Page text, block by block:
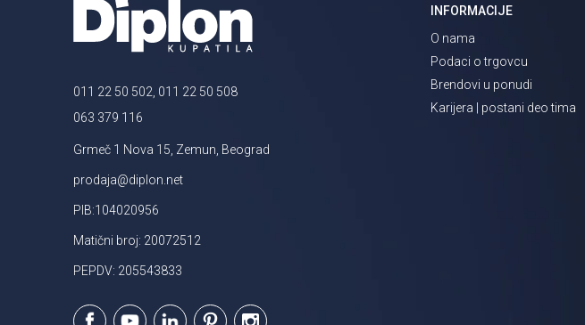
011 22 50 502, 011 22 50 508
063 379 116
Grmeč 1 Nova 15, Zemun, Beograd
prodaja@diplon.net
PIB:104020956
Matični broj: 20072512
PEPDV: 205543833
INFORMACIJE
O nama
Podaci o trgovcu
Brendovi u ponudi
Karijera | postani deo tima